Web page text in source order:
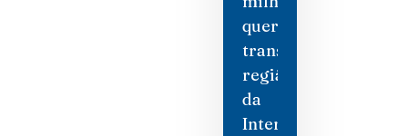
quer
transformar
região
da
International